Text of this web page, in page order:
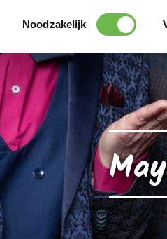
overdracht niet
We geven u hier graag meer
Toestemmingsselectie
Noodzakelijk